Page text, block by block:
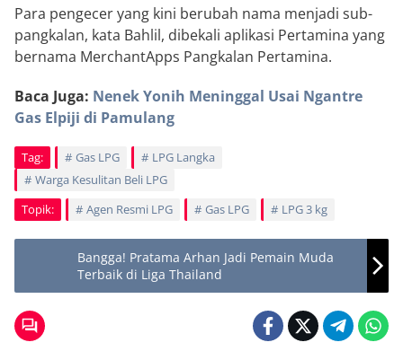
Para pengecer yang kini berubah nama menjadi sub-
pangkalan, kata Bahlil, dibekali aplikasi Pertamina yang
bernama MerchantApps Pangkalan Pertamina.
Baca Juga: Nenek Yonih Meninggal Usai Ngantre
Gas Elpiji di Pamulang
Tag: Gas LPG
LPG Langka
Warga Kesulitan Beli LPG
Topik:
Agen Resmi LPG Gas LPG LPG 3 kg
Bangga! Pratama Arhan Jadi Pemain Muda
Terbaik di Liga Thailand